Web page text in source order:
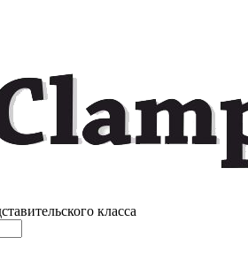
класса